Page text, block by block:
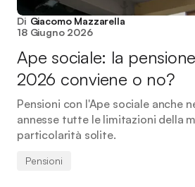
Di Giacomo Mazzarella
18 Giugno 2026
Ape sociale: la
2026 conviene o no?
Pensioni con l'Ape sociale anche
annesse tutte le limitazioni della
particolarità solite.
Pensioni